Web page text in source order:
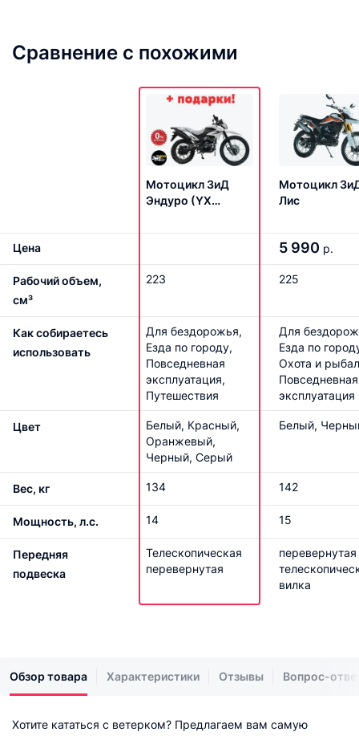
Сравнение с похожими
Мотоцикл ЗиД
Эндуро (YX
Мотоцикл
Лис
Цена 5 990 р.
Рабочий объем,
см³
223 225
Как собираетесь
использовать
Для бездорожья,
Езда по городу,
Повседневная
эксплуатация,
Путешествия
Для
Езда по
Охота и
Повседневная
эксплуатация
Цвет
Белый, Красный,
Оранжевый,
Черный, Серый
Белый,
Вес, кг 134 142
Мощность, л.с. 14 15
Передняя
подвеска
Телескопическая
перевернутая
перевернутая
вилка
Обзор товара Характеристики Отзывы Вопрос-
Хотите кататься с ветерком? Предлагаем вам самую